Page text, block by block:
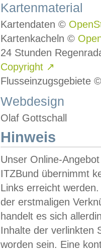
Kartenmaterial
Kartendaten ©
Kartenkacheln ©
24 Stunden
Copyright ↗
Flusseinzugsgebiete
Webdesign
Olaf Gottschall
Hinweis
Unser Online-
ITZBund übernimmt
Links erreicht
der erstmaligen
handelt es sich
Inhalte der verlinkten
worden sein. Eine